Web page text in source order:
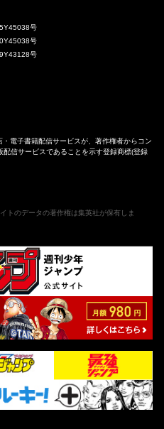
号
号
号
電子書籍配信サービスが、著作権者からコン
配信サービスであることを示す登録商標(登録
トのデータの著作権は集英社が保有しま